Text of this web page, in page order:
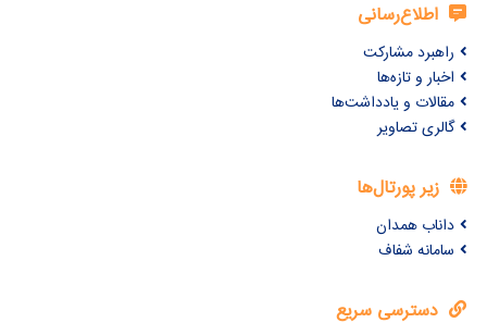
اطلاع‌رسانی
راهبرد مشارکت
اخبار و تازه‌ها
مقالات و یادداشت‌ها
گالری تصاویر
زیر پورتال‌ها
داناب همدان
سامانه شفاف
دسترسی سریع